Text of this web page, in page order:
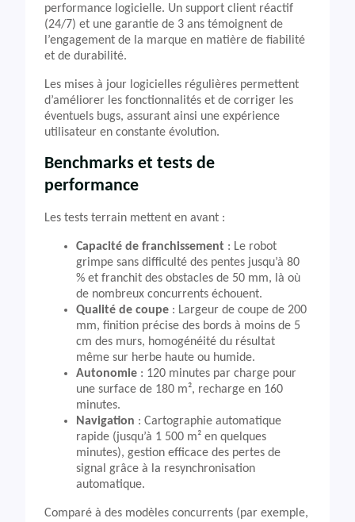
performance logicielle. Un support client réactif
(24/7) et une garantie de 3 ans témoignent de
l’engagement de la marque en matière de fiabilité
et de durabilité.
Les mises à jour logicielles régulières permettent
d’améliorer les fonctionnalités et de corriger les
éventuels bugs, assurant ainsi une expérience
utilisateur en constante évolution.
Benchmarks et tests de
performance
Les tests terrain mettent en avant :
Capacité de franchissement : Le robot
grimpe sans difficulté des pentes jusqu’à 80
% et franchit des obstacles de 50 mm, là où
de nombreux concurrents échouent.
Qualité de coupe : Largeur de coupe de 200
mm, finition précise des bords à moins de 5
cm des murs, homogénéité du résultat
même sur herbe haute ou humide.
Autonomie : 120 minutes par charge pour
une surface de 180 m², recharge en 160
minutes.
Navigation : Cartographie automatique
rapide (jusqu’à 1 500 m² en quelques
minutes), gestion efficace des pertes de
signal grâce à la resynchronisation
automatique.
Comparé à des modèles concurrents (par exemple,